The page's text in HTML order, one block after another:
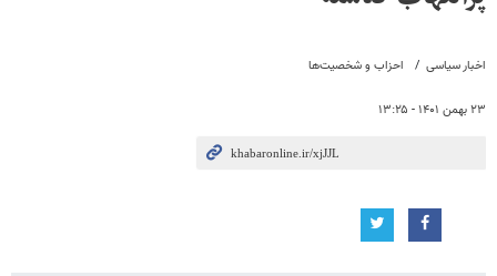
اخبار سیاسی احزاب و شخصیت‌ها
۲۳ بهمن ۱۴۰۱ - ۱۳:۲۵